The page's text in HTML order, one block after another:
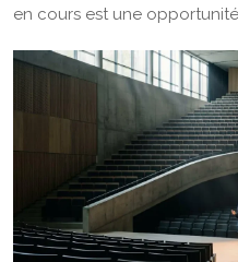
en cours est une